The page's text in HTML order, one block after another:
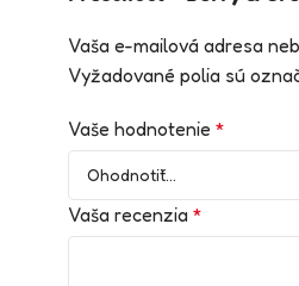
Vaša e-mailová adresa
Vyžadované polia sú
Vaše hodnotenie *
Vaša recenzia *